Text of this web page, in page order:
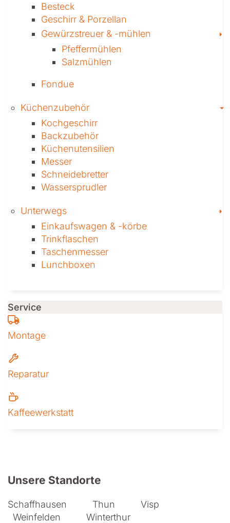
Besteck
Geschirr & Porzellan
Gewürzstreuer­ & -mühlen
Pfeffermühlen
Salzmühlen
Fondue
Küchenzubehör
Kochgeschirr
Backzubehör
Küchenutensilien
Messer
Schneidebretter
Wassersprudler
Unterwegs
Einkaufswagen & ­-körbe
Trinkflaschen
Taschen­messer
Lunchboxen
Service
Montage
Reparatur
Kaffeewerkstatt
Unsere Standorte
Schaffhausen Thun
Visp
Weinfelden
Winterthur